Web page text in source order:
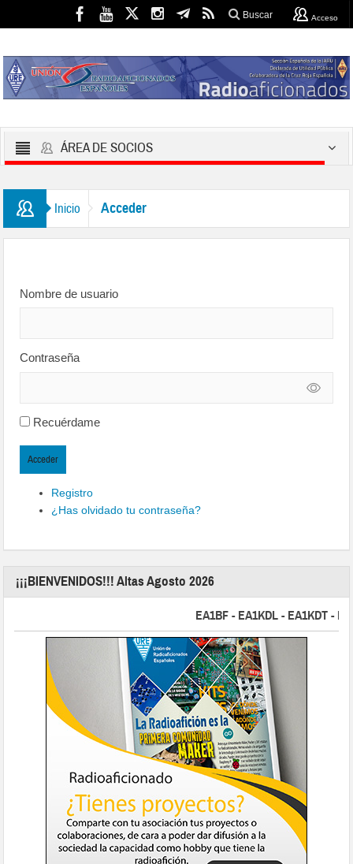
Buscar Acceso
ÁREA DE SOCIOS
Inicio Acceder
Nombre de usuario
Contraseña
Recuérdame
Acceder
Registro
¿Has olvidado tu contraseña?
¡¡¡BIENVENIDOS!!! Altas Agosto 2026
EA1BF - EA1KDL - EA1KDT -